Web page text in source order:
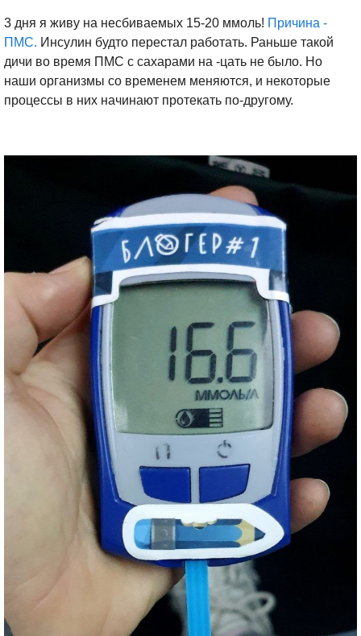
3 дня я живу на несбиваемых 15-20 ммоль! Причина -
ПМС. Инсулин будто перестал работать. Раньше такой
дичи во время ПМС с сахарами на -цать не было. Но
наши организмы со временем меняются, и некоторые
процессы в них начинают протекать по-другому.